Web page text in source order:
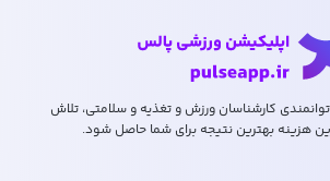
توانمندی کارشناسان ورزش و تغذیه و سلامتی، تلاش
هزینه بهترین نتیجه برای شما حاصل شود.